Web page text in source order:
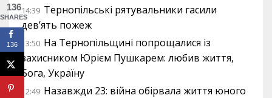
14:39 Тернопільські рятувальники гасили
дев’ять пожеж
13:50 На Тернопільщині попрощалися із
захисником Юрієм Пушкарем: любив життя,
Бога, Україну
12:49 Назавжди 23: війна обірвала життя юного
136
SHARES
136